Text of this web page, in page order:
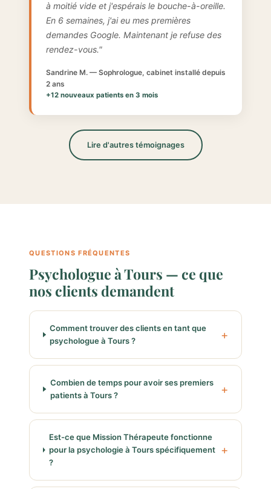
à moitié vide et j'espérais le bouche-à-oreille.
En 6 semaines, j'ai eu mes premières
demandes Google. Maintenant je refuse des
rendez-vous."
Sandrine M. — Sophrologue, cabinet installé depuis
2 ans
+12 nouveaux patients en 3 mois
Lire d'autres témoignages
QUESTIONS FRÉQUENTES
Psychologue à Tours — ce que
nos clients demandent
Comment trouver des clients en tant que
psychologue à Tours ?
Combien de temps pour avoir ses premiers
patients à Tours ?
Est-ce que Mission Thérapeute fonctionne
pour la psychologie à Tours spécifiquement
?